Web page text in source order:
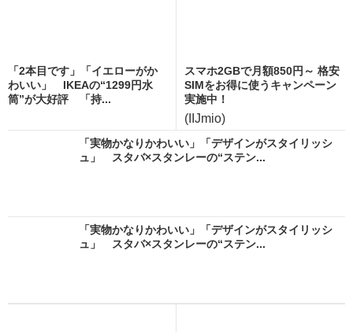
「2本目です」「イエローがか
わいい」 IKEAの“1299円水
筒”が大好評 「持...
スマホ2GBで月額850円～ 格安
SIMをお得に使うキャンペーン
実施中！
(IIJmio)
「実物かなりかわいい」「デザインがスタイリッシ
ュ」 スタバ×スタンレーの“ステン...
「実物かなりかわいい」「デザインがスタイリッシ
ュ」 スタバ×スタンレーの“ステン...